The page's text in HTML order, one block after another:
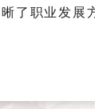
了职业发展